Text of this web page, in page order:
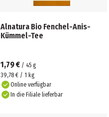
Alnatura Bio Fenchel-Anis-
Kümmel-Tee
1,79 € / 45 g
39,78 € / 1 kg
Online verfügbar
In die Filiale lieferbar